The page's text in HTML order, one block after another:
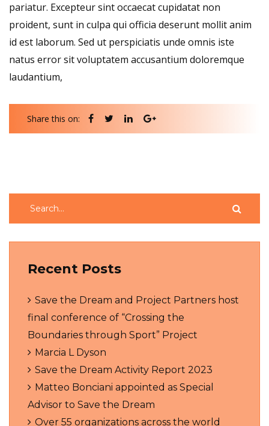
pariatur. Excepteur sint occaecat cupidatat non
proident, sunt in culpa qui officia deserunt mollit anim
id est laborum. Sed ut perspiciatis unde omnis iste
natus error sit voluptatem accusantium doloremque
laudantium,
Share this on:
Recent Posts
Save the Dream and Project Partners host
final conference of “Crossing the
Boundaries through Sport” Project
Marcia L Dyson
Save the Dream Activity Report 2023
Matteo Bonciani appointed as Special
Advisor to Save the Dream
Over 55 organizations across the world